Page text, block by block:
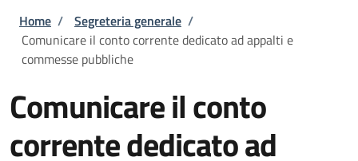
Briciole di pane
Home / Segreteria generale /
Comunicare il conto corrente dedicato ad appalti e
commesse pubbliche
Comunicare il conto
corrente dedicato ad